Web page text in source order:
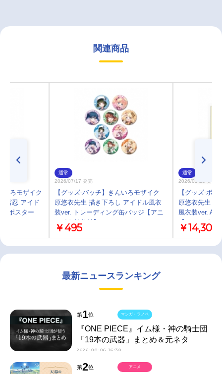
関連商品
いろモザイク
宮忍 アイド
工ポスター
通常
2026/07/17 発売
【グッズ-バッチ】きんいろモザイク
原悠衣先生 描き下ろし アイドル風衣
装ver. トレーディング缶バッジ【アニ
メイト特典付】
￥495
通常
2026/03/28 発売
【グッズ-ボ
原悠衣先生 描
風衣装ver. A4
【アニメイト
￥14,300
最新ニュースランキング
第1位
『ONE PIECE』イム様・神の騎士団
「19本の武器」まとめ＆元ネタ
2026-08-06 16:30
マンガ・ラノベ
第2位 アニメ